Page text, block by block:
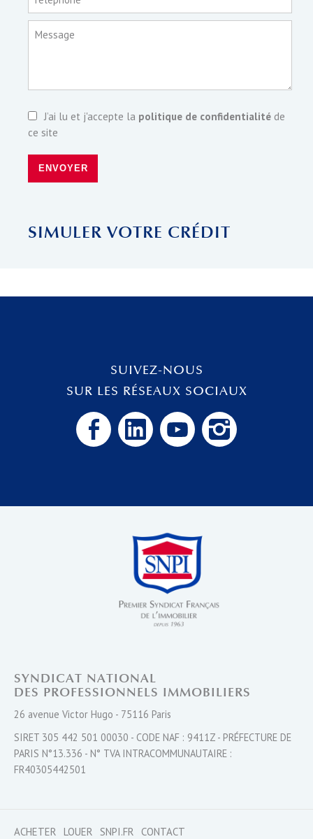
Message
J’ai lu et j'accepte la politique de confidentialité de
ce site
ENVOYER
SIMULER VOTRE CRÉDIT
SYNDICAT NATIONAL
DES PROFESSIONNELS IMMOBILIERS
26 avenue Victor Hugo - 75116 Paris
SIRET 305 442 501 00030 - CODE NAF : 9411Z - PRÉFECTURE DE
PARIS N°13.336 - N° TVA INTRACOMMUNAUTAIRE :
FR40305442501
ACHETER LOUER SNPI.FR CONTACT
SUIVEZ-NOUS
SUR LES RÉSEAUX SOCIAUX